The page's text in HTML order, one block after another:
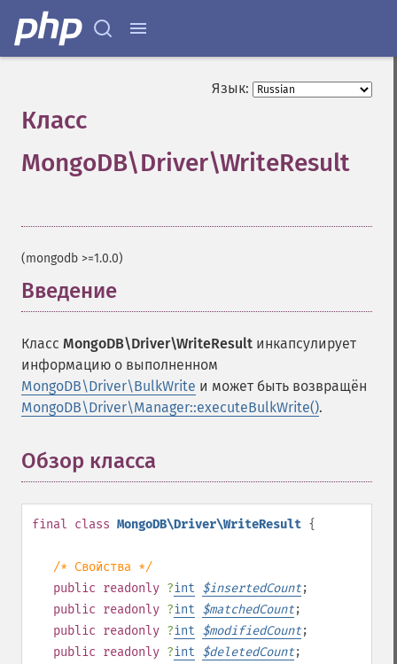
Язык:
Класс
MongoDB\Driver\WriteResult
(mongodb >=1.0.0)
Введение
Класс MongoDB\Driver\WriteResult инкапсулирует
информацию о выполненном
MongoDB\Driver\BulkWrite и может быть возвращён
MongoDB\Driver\Manager::executeBulkWrite().
Обзор класса
final class MongoDB\Driver\WriteResult {
/* Свойства */
public readonly ?int $insertedCount;
public readonly ?int $matchedCount;
public readonly ?int $modifiedCount;
public readonly ?int $deletedCount;